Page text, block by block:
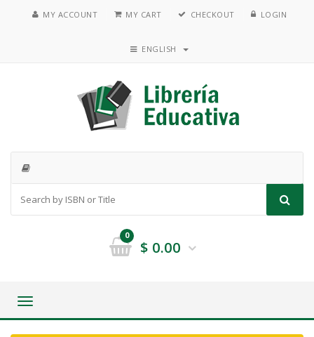
MY ACCOUNT MY CART CHECKOUT LOGIN
ENGLISH
0
$ 0.00
Toggle